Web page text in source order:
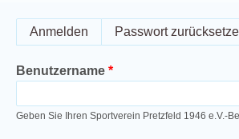
Breadcrumbs
Primary
tabs
Anmelden (aktiver Reiter)
Passwort
Benutzername
Geben Sie Ihren Sportverein Pretzfeld 1946 e.V.-